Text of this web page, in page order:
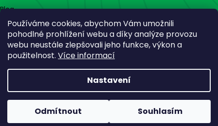
Používáme cookies, abychom Vám umožnili
pohodlné prohlížení webu a díky analýze provozu
webu neustále zlepšovali jeho funkce, výkon a
použitelnost. Více informací
Nastavení
Odmítnout Souhlasím
Blog
Copyright 2026Jigovky.cz. Všechna práva vyhrazena.
Upravit nastavení cookies